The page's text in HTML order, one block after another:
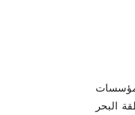
استراتيجي بين المؤسسات
البحر